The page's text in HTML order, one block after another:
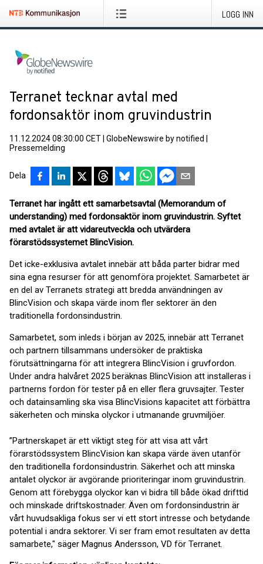
LOGG INN
Terranet tecknar avtal med
fordonsaktör inom gruvindustrin
11.12.2024 08:30:00 CET GlobeNewswire by notified
Pressemelding
Dela
Terranet har ingått ett samarbetsavtal (Memorandum of
understanding) med fordonsaktör inom gruvindustrin. Syftet
med avtalet är att vidareutveckla och utvärdera
förarstödssystemet BlincVision.
Det icke-exklusiva avtalet innebär att båda parter bidrar med
sina egna resurser för att genomföra projektet. Samarbetet är
en del av Terranets strategi att bredda användningen av
BlincVision och skapa värde inom fler sektorer än den
traditionella fordonsindustrin.
Samarbetet, som inleds i början av 2025, innebär att Terranet
och partnern tillsammans undersöker de praktiska
förutsättningarna för att integrera BlincVision i gruvfordon.
Under andra halvåret 2025 beräknas BlincVision att installeras i
partnerns fordon för tester på en eller flera gruvsajter. Tester
och datainsamling ska visa BlincVisions kapacitet att förbättra
säkerheten och minska olyckor i utmanande gruvmiljöer.
”Partnerskapet är ett viktigt steg för att visa att vårt
förarstödssystem BlincVision kan skapa värde även utanför
den traditionella fordonsindustrin. Säkerhet och att minska
antalet olyckor är avgörande prioriteringar inom gruvindustrin.
Genom att förebygga olyckor kan vi bidra till både ökad drifttid
och minskade driftskostnader. Även om fordonsindustrin är
vårt huvudsakliga fokus ser vi ett stort intresse och betydande
potential i andra sektorer. Vi ser fram emot resultaten av detta
samarbete," säger Magnus Andersson, VD för Terranet.